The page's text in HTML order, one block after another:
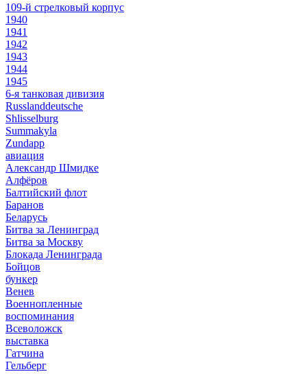
109-й стрелковый корпус
1940
1941
1942
1943
1944
1945
6-я танковая дивизия
Russlanddeutsche
Shlisselburg
Summakyla
Zundapp
авиация
Александр Шмидке
Алфёров
Балтийский флот
Баранов
Беларусь
Битва за Ленинград
Битва за Москву
Блокада Ленинграда
Бойцов
бункер
Венев
Военнопленные
воспоминания
Всеволожск
выставка
Гатчина
Гельберг